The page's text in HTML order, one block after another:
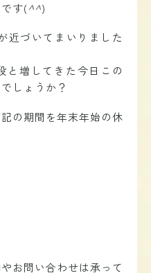
す(^^)
近づいてまいりました
と増してきた今日この
しょうか？
の期間を年末年始の休
お問い合わせは承って